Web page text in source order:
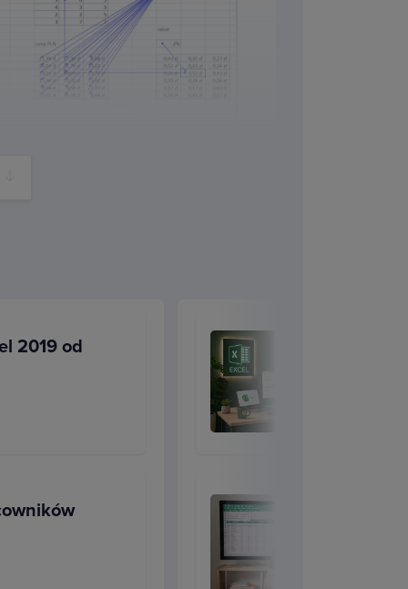
nauczysz się podsumowywać
Dowiesz się również jak
Oprócz nich
data i godzina. Ich
danych, a w efekcie pozwoli
również takich zagadnień
2019 od